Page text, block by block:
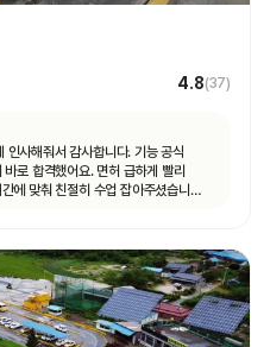
4.8(37)
사해줘서 감사합니다. 기능 공식
요. 면허 급하게 빨리
에 맞춰 친절히 수업 잡아주셨습니다.